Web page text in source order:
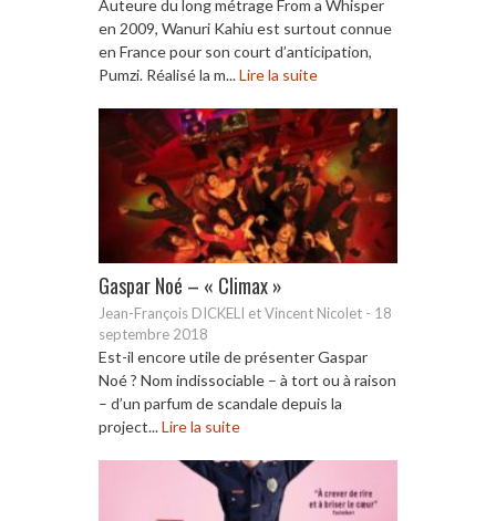
Auteure du long métrage From a Whisper
en 2009, Wanuri Kahiu est surtout connue
en France pour son court d’anticipation,
Pumzi. Réalisé la m...Lire la suite
Gaspar Noé – « Climax »
Jean-François DICKELI et Vincent Nicolet - 18
septembre 2018
Est-il encore utile de présenter Gaspar
Noé ? Nom indissociable – à tort ou à raison
– d’un parfum de scandale depuis la
project...Lire la suite